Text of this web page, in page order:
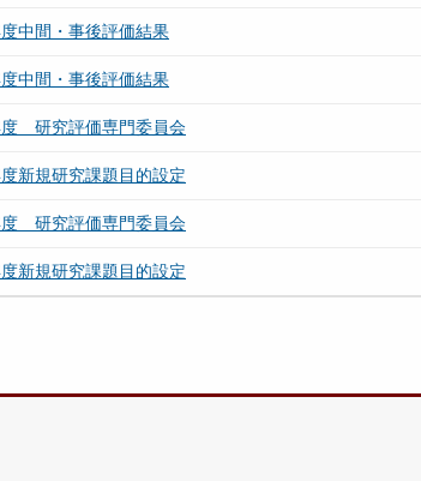
中間・事後評価結果
中間・事後評価結果
度 研究評価専門委員会
新規研究課題目的設定
度 研究評価専門委員会
新規研究課題目的設定